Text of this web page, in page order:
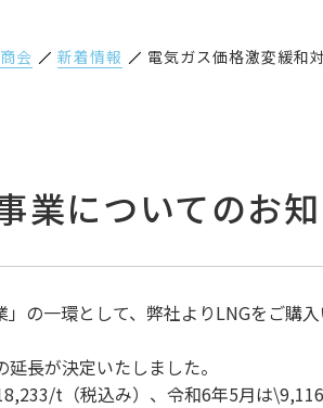
会 新着情報 電気ガス価格激変緩和
業についてのお
の一環として、弊社よりLNGをご購
長が決定いたしました。
t（税込み）、令和6年5月は